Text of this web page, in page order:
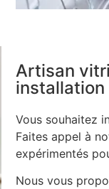
Artisan
installation
Vous souhaitez
Faites appel à
expérimentés
Nous vous